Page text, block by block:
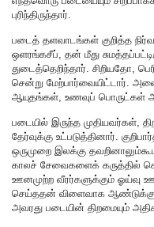
புரிந்திருந்தார்.
படைத் தளவாடங்கள் குறித்த
ஒளரங்கசீப், தன் மீது
துடைத்தெறிந்தார். சிறியதோ,
சென்று மேற்பார்வையிட்டார்.
ஆயுதங்கள், உணவுப் பொருட்கள்
படையில் இருந்த முதியவர்கள்,
தேர்வுக்கு உட்படுத்தினார்.
ஒருமுறை இலக்கு
காலச் சேவைகளைக் கருத்தில்
ஊனமுற்ற வீரர்களுக்கும் ஓய்வு
செய்ததன் விளைவாக ஆண்டுக்கு
அவரது படையின் திறமையும்